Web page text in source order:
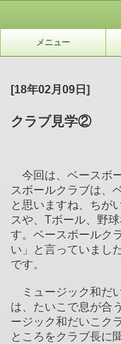
メニュー
[18年02月09日]
クラブ見学②
今回は、ベースボ
スボールクラブは、
と思いますね、ちが
スや、Tボール、野
す。ベースボールク
い」と言っていまし
です。
ミュージック和だ
は、たいこで息が合
ージック和だいこク
ところをクラブ長に